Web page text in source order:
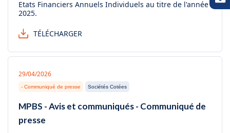
Etats Financiers Annuels Individuels au titre de l'année
2025.
TÉLÉCHARGER
29/04/2026
- Communiqué de presse Sociétés Cotées
MPBS - Avis et communiqués - Communiqué de
presse